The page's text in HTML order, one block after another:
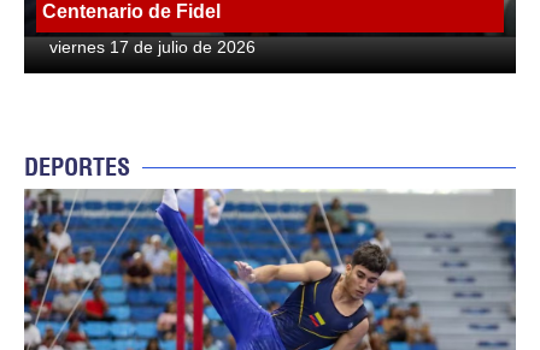
Centenario de Fidel
viernes 17 de julio de 2026
DEPORTES